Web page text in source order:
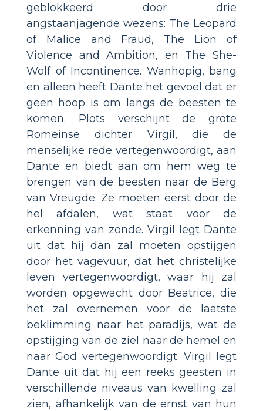
geblokkeerd door drie
angstaanjagende wezens: The Leopard
of Malice and Fraud, The Lion of
Violence and Ambition, en The She-
Wolf of Incontinence. Wanhopig, bang
en alleen heeft Dante het gevoel dat er
geen hoop is om langs de beesten te
komen. Plots verschijnt de grote
Romeinse dichter Virgil, die de
menselijke rede vertegenwoordigt, aan
Dante en biedt aan om hem weg te
brengen van de beesten naar de Berg
van Vreugde. Ze moeten eerst door de
hel afdalen, wat staat voor de
erkenning van zonde. Virgil legt Dante
uit dat hij dan zal moeten opstijgen
door het vagevuur, dat het christelijke
leven vertegenwoordigt, waar hij zal
worden opgewacht door Beatrice, die
het zal overnemen voor de laatste
beklimming naar het paradijs, wat de
opstijging van de ziel naar de hemel en
naar God vertegenwoordigt. Virgil legt
Dante uit dat hij een reeks geesten in
verschillende niveaus van kwelling zal
zien, afhankelijk van de ernst van hun